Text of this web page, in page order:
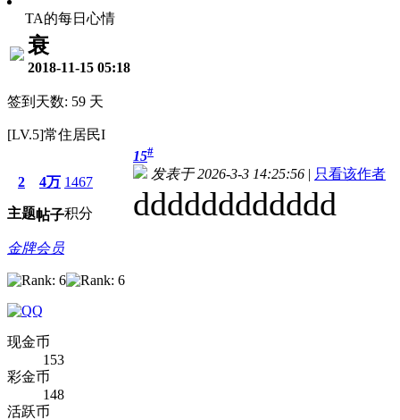
TA的每日心情
衰
2018-11-15 05:18
签到天数: 59 天
[LV.5]常住居民I
2
主题
4万
帖子
1467
积分
金牌会员
现金币
153
彩金币
148
活跃币
15#
发表于 2026-3-3 14:25:56 | 只看该作者
dddddddddddd